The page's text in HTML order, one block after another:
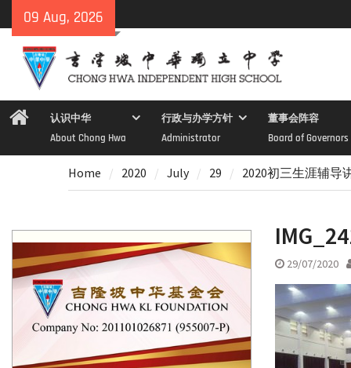
to
content
09 Aug, 2026
Home认识中华
About Chong Hwa
行政与办学方针
Administrator
董事会阵容
Board of Governors
Home 2020 July 29 2020初三生涯辅导
29/07/2020